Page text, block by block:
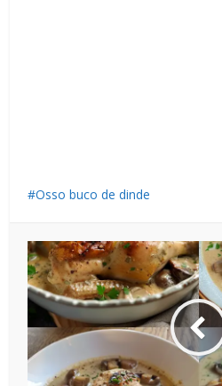
Osso buco de dinde